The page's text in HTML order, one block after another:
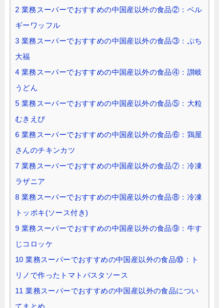
2 業務スーパーでおすすめの中国産以外の食品②：ベル
ギーワッフル
3 業務スーパーでおすすめの中国産以外の食品③：ぷち
大福
4 業務スーパーでおすすめの中国産以外の食品④：讃岐
うどん
5 業務スーパーでおすすめの中国産以外の食品⑤：大粒
むきえび
6 業務スーパーでおすすめの中国産以外の食品⑥：鶏屋
さんのチキンカツ
7 業務スーパーでおすすめの中国産以外の食品⑦：冷凍
ラザニア
8 業務スーパーでおすすめの中国産以外の食品⑧：冷凍
トッポキ(ソース付き)
9 業務スーパーでおすすめの中国産以外の食品⑨：牛す
じコロッケ
10 業務スーパーでおすすめの中国産以外の食品⑩：ト
リノで作ったトマトパスタソース
11 業務スーパーでおすすめの中国産以外の食品につい